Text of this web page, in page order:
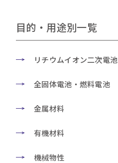
目的・用途別一覧
リチウムイオン二次電池
全固体電池・燃料電池
金属材料
有機材料
機械物性